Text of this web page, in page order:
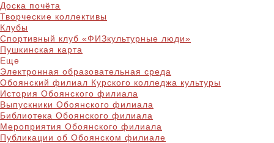
Доска почёта
Творческие коллективы
Клубы
Спортивный клуб «ФИЗкультурные люди»
Пушкинская карта
Еще
Электронная образовательная среда
Обоянский филиал Курского колледжа культуры
История Обоянского филиала
Выпускники Обоянского филиала
Библиотека Обоянского филиала
Мероприятия Обоянского филиала
Публикации об Обоянском филиале